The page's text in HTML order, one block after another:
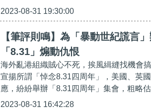
2023-08-31 19:30:00
【筆評則鳴】為「暴動世紀謊言
「8.31」煽動仇恨
海外亂港組織賊心不死，挨風緝縫找機會
宣揚所謂「悼念8.31四周年」，美國、英
應，紛紛舉辦「8.31四周年」集會，粗略
2023-08-31 16:42:28